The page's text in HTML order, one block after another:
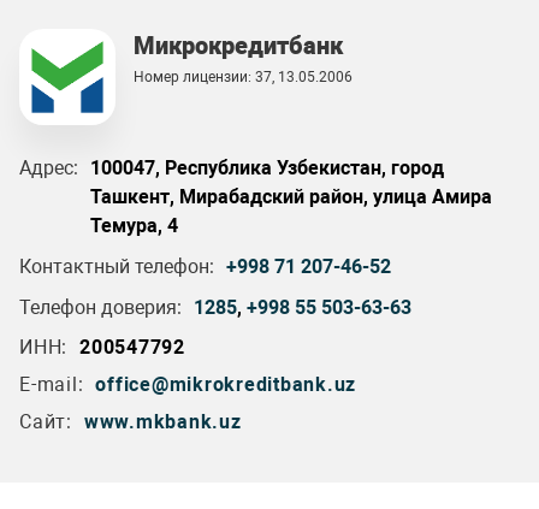
Микрокредитбанк
Номер лицензии: 37, 13.05.2006
Адрес:
100047, Республика Узбекистан, город
Ташкент, Мирабадский район, улица Амира
Темура, 4
Контактный телефон: +998 71 207-46-52
Телефон доверия:
1285, +998 55 503-63-63
ИНН:
200547792
E-mail: office@mikrokreditbank.uz
Сайт:
www.mkbank.uz